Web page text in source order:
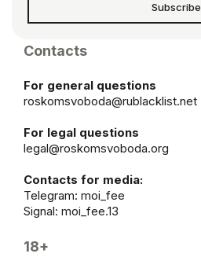
Subscribe
Contacts
For general questions
roskomsvoboda@rublacklist.net
For legal questions
legal@roskomsvoboda.org
Contacts for media:
Telegram: moi_fee
Signal: moi_fee.13
18+